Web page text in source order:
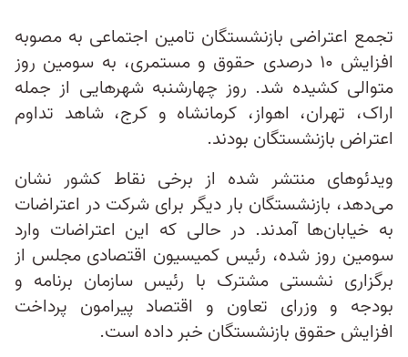
تجمع اعتراضی بازنشستگان تامین اجتماعی به مصوبه
افزایش ۱۰ درصدی حقوق و مستمری، به سومین روز
متوالی کشیده شد. روز چهارشنبه شهرهایی از جمله
اراک، تهران، اهواز، کرمانشاه و کرج، شاهد تداوم
اعتراض بازنشستگان بودند.
ویدئوهای منتشر شده از برخی نقاط کشور نشان
می‌دهد، بازنشستگان بار دیگر برای شرکت در اعتراضات
به خیابان‌ها آمدند. در حالی که این اعتراضات وارد
سومین روز شده، رئیس کمیسیون اقتصادی مجلس از
برگزاری نشستی مشترک با رئیس سازمان برنامه و
بودجه و وزرای تعاون و اقتصاد پیرامون پرداخت
افزایش حقوق بازنشستگان خبر داده است.